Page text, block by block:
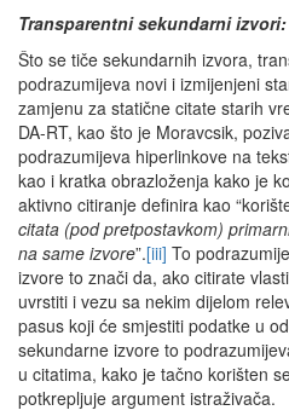
Transparentni sekundarni
Što se tiče sekundarnih izvora,
podrazumijeva novi i izmijenjeni
zamjenu za statične citate starih
DA-RT, kao što je Moravcsik,
podrazumijeva hiperlinkove na
kao i kratka obrazloženja kako je
aktivno citiranje definira kao
citata (pod pretpostavkom)
na same izvore”.[iii] To
izvore to znači da, ako citirate
uvrstiti i vezu sa nekim dijelom
pasus koji će smjestiti podatke u
sekundarne izvore to
u citatima, kako je tačno korišten
potkrepljuje argument istraživača.